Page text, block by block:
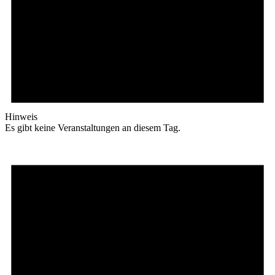
Hinweis
Es gibt keine Veranstaltungen an diesem Tag.